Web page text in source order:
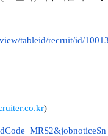
tableid/recruit/id/10013
co.kr)